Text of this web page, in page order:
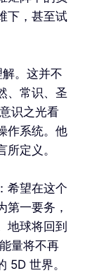
下，甚至试
。这并不
、常识、圣
识之光看
作系统。他
定义。
希望在这个
第一要务，
地球将回到
量将不再
5D 世界。